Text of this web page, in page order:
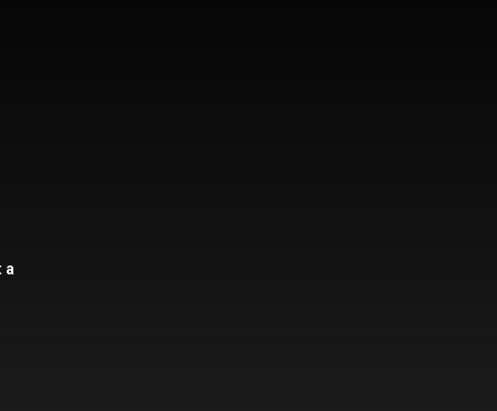
a